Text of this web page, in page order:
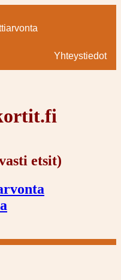
Yhteystiedot
etsit)